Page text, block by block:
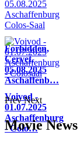
Forbidden,
Cervet,
05.08.2025
Aschaffenb…
Voivod -
01.07.2025
Aschaffenburg
- Colo…
Prev Next
Movie News